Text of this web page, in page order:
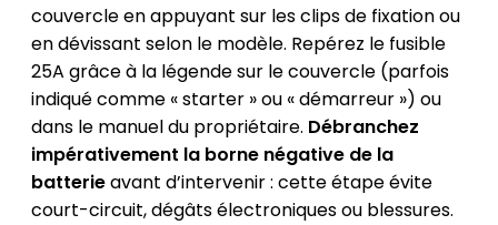
couvercle en appuyant sur les clips de fixation ou
en dévissant selon le modèle. Repérez le fusible
25A grâce à la légende sur le couvercle (parfois
indiqué comme « starter » ou « démarreur ») ou
dans le manuel du propriétaire. Débranchez
impérativement la borne négative de la
batterieavant d’intervenir : cette étape évite
court-circuit, dégâts électroniques ou blessures.